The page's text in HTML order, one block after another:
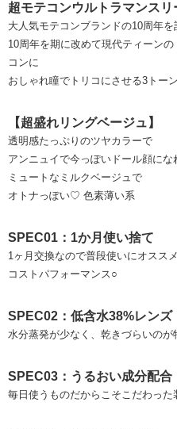
超モテコンウルトラマンスリ
大人気モテコンブランドの10周年
10周年を期に改めて現代ティーン
コンに
おしゃれ瞳でトリコにさせる3トー
【超盛れリングベージュ】
透明感たっぷりのツヤカラーで
アンニュイで今っぽいドール顔にな
ミュートなミルクベージュで
オトナっぽい♡ 色素薄い系
SPEC01：1か月使い捨て
1ヶ月交換なので普段使いにオススメ
コストパフォーマンス○
SPEC02：低含水38%レンズ
水分蒸発が少なく、乾きづらいのが
SPEC03：うるおい成分配合
毎日使うものだからこそこだわった